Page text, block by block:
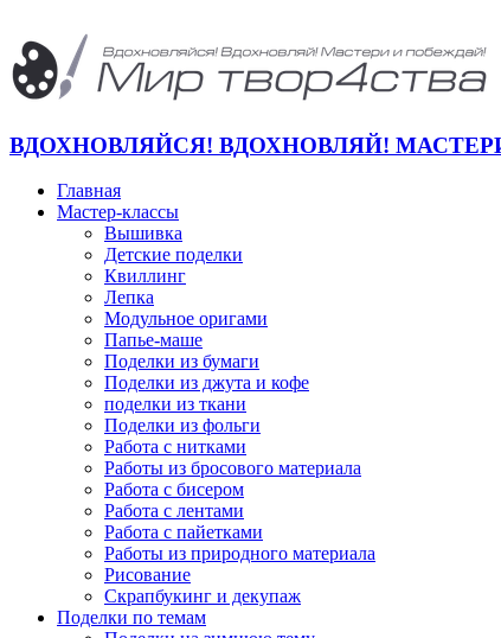
ВДОХНОВЛЯЙСЯ! ВДОХНОВЛЯЙ!
Главная
Мастер-классы
Вышивка
Детские поделки
Квиллинг
Лепка
Модульное оригами
Папье-маше
Поделки из бумаги
Поделки из джута и кофе
поделки из ткани
Поделки из фольги
Работа с нитками
Работы из бросового материала
Работа с бисером
Работа с лентами
Работа с пайетками
Работы из природного материала
Рисование
Скрапбукинг и декупаж
Поделки по темам